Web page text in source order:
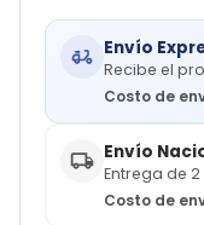
Envío
Recibe el
Costo de
Envío
Entrega de
Costo de